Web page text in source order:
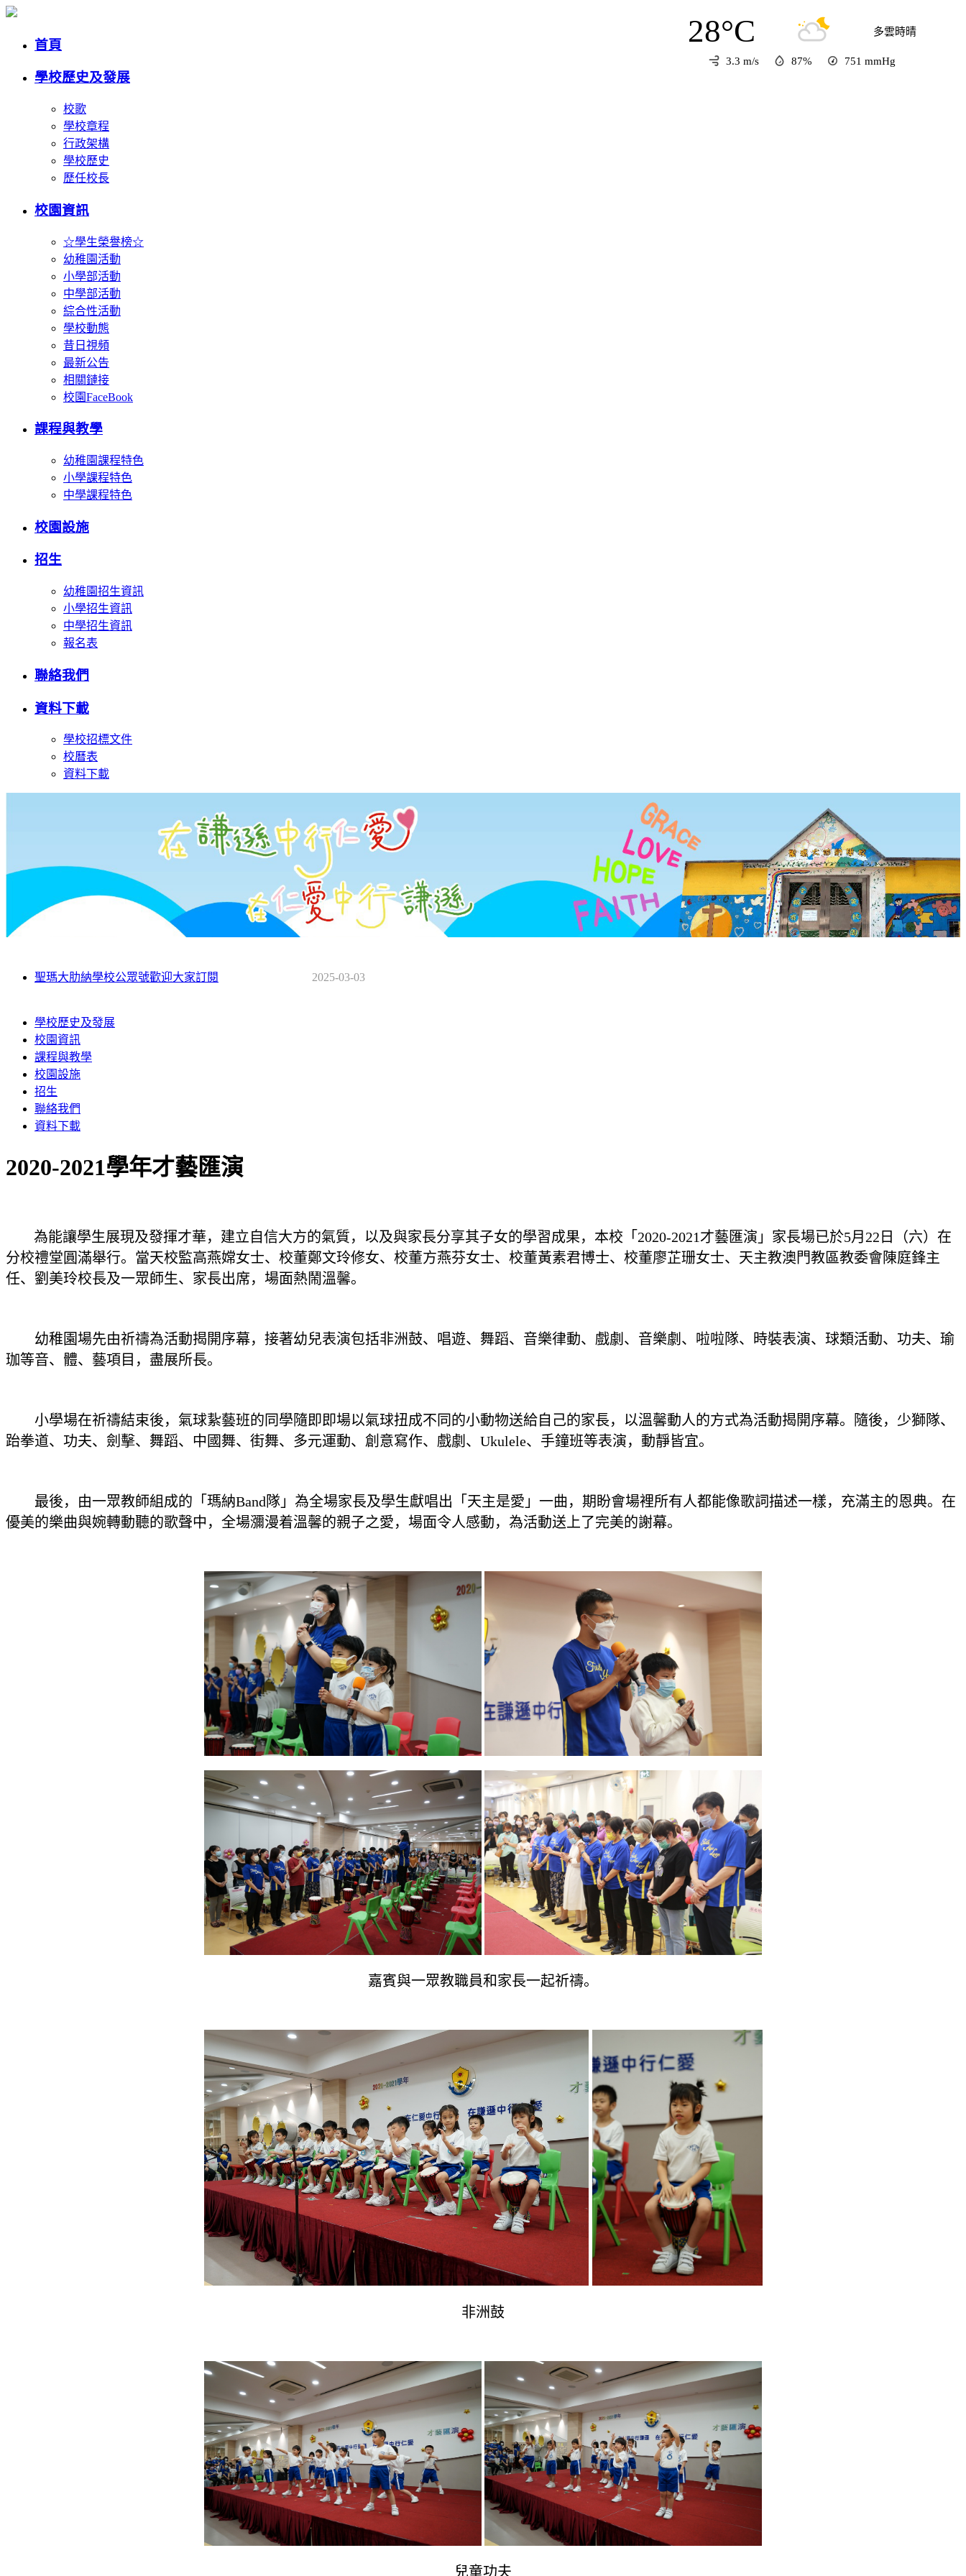
28°C 多雲時晴
3.3 m/s 87% 751 mmHg
首頁
學校歷史及發展
校歌
學校章程
行政架構
學校歷史
歷任校長
校園資訊
☆學生榮譽榜☆
幼稚園活動
小學部活動
中學部活動
綜合性活動
學校動態
昔日視頻
最新公告
相關鏈接
校園FaceBook
課程與教學
幼稚園課程特色
小學課程特色
中學課程特色
校園設施
招生
幼稚園招生資訊
小學招生資訊
中學招生資訊
報名表
聯絡我們
資料下載
學校招標文件
校曆表
資料下載
2025-03-03
聖瑪大肋納學校公眾號歡迎大家訂閱
學校歷史及發展
校園資訊
課程與教學
校園設施
招生
聯絡我們
資料下載
2020-2021學年才藝匯演
為能讓學生展現及發揮才華，建立自信大方的氣質，以及與家長分享其子女的學習成果，本校「2020-2021才藝匯演」家長場已於5月22日（六）在
分校禮堂圓滿舉行。當天校監高燕嫦女士、校董鄭文玲修女、校董方燕芬女士、校董黃素君博士、校董廖芷珊女士、天主教澳門教區教委會陳庭鋒主
任、劉美玲校長及一眾師生、家長出席，場面熱鬧溫馨。
幼稚園場先由祈禱為活動揭開序幕，接著幼兒表演包括非洲鼓、唱遊、舞蹈、音樂律動、戲劇、音樂劇、啦啦隊、時裝表演、球類活動、功夫、瑜
珈等音、體、藝項目，盡展所長。
小學場在祈禱結束後，氣球紥藝班的同學隨即即場以氣球扭成不同的小動物送給自己的家長，以溫馨動人的方式為活動揭開序幕。隨後，少獅隊、
跆拳道、功夫、劍擊、舞蹈、中國舞、街舞、多元運動、創意寫作、戲劇、Ukulele、手鐘班等表演，動靜皆宜。
最後，由一眾教師組成的「瑪納Band隊」為全場家長及學生獻唱出「天主是愛」一曲，期盼會場裡所有人都能像歌詞描述一樣，充滿主的恩典。在
優美的樂曲與婉轉動聽的歌聲中，全場瀰漫着溫馨的親子之愛，場面令人感動，為活動送上了完美的謝幕。
嘉賓與一眾教職員和家長一起祈禱。
非洲鼓
兒童功夫